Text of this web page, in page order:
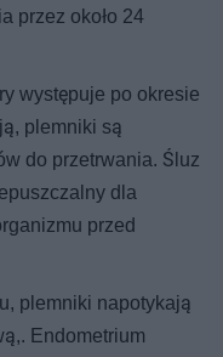
przez około 24
występuje po okresie
plemniki są
do przetrwania. Śluz
dla
przed
plemniki napotykają
Endometrium